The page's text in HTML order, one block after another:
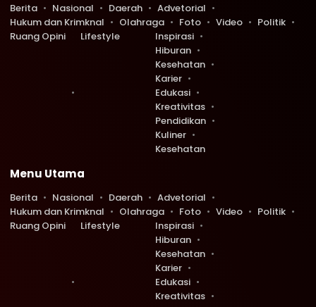
Berita Nasional Daerah
Advetorial
Hukum dan Krimknal
Olahraga Foto Video
Politik
Ruang Opini
Lifestyle
Inspirasi
Hiburan
Kesehatan
Karier
Edukasi
Kreativitas
Pendidikan
Kuliner
Kesehatan
Menu Utama
Berita Nasional Daerah
Advetorial
Hukum dan Krimknal
Olahraga Foto Video
Politik
Ruang Opini
Lifestyle
Inspirasi
Hiburan
Kesehatan
Karier
Edukasi
Kreativitas